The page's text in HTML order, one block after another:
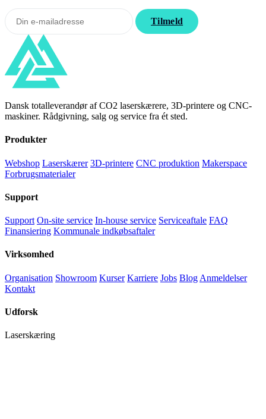
Tilmeld
Dansk totalleverandør af CO2 laserskærere, 3D-printere og CNC-
maskiner. Rådgivning, salg og service fra ét sted.
Produkter
Webshop Laserskærer 3D-printere CNC produktion Makerspace
Forbrugsmaterialer
Support
Support On-site service In-house service Serviceaftale FAQ
Finansiering Kommunale indkøbsaftaler
Virksomhed
Organisation Showroom Kurser Karriere Jobs Blog Anmeldelser
Kontakt
Udforsk
Laserskæring